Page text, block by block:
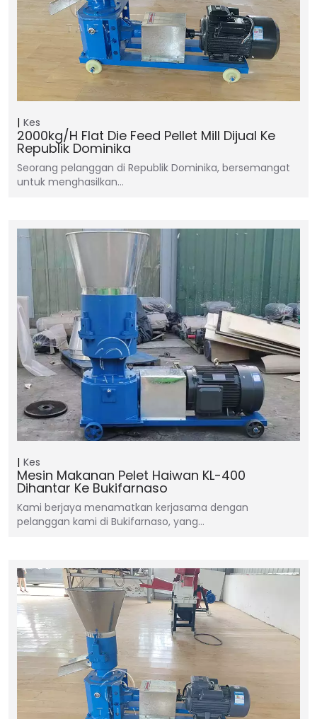
Kes
2000kg/h Flat Die Feed Pellet Mill Dijual Ke
Republik Dominika
Seorang pelanggan di Republik Dominika, bersemangat
untuk menghasilkan…
Kes
Mesin Makanan Pelet Haiwan KL-400
Dihantar Ke Bukifarnaso
Kami berjaya menamatkan kerjasama dengan
pelanggan kami di Bukifarnaso, yang…